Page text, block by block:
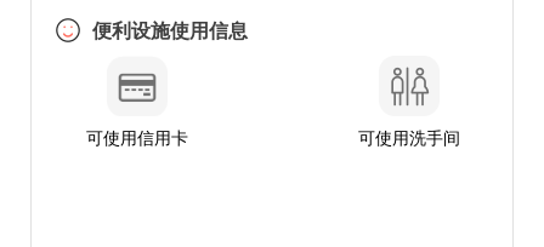
便利设施使用信息
可使用信用卡 可使用洗手间